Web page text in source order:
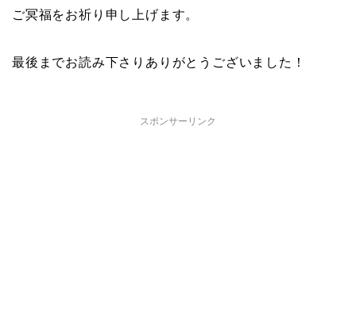
ご冥福をお祈り申し上げます。
最後までお読み下さりありがとうございました！
スポンサーリンク